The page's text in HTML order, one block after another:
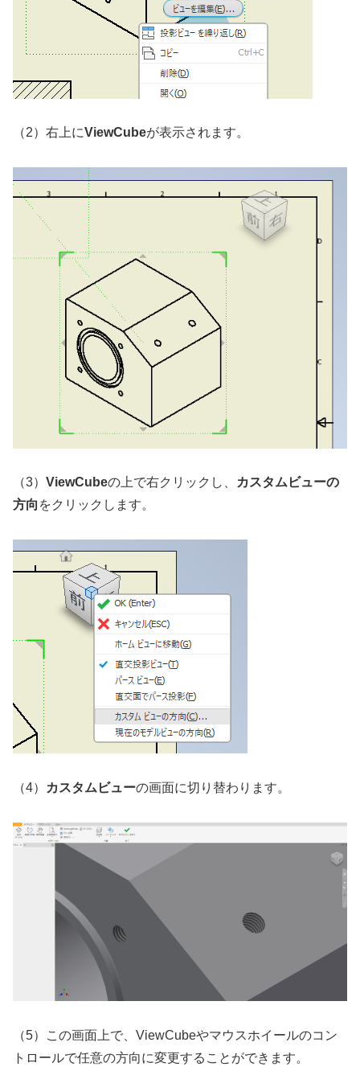
（2）右上にViewCubeが表示されます。
（3） ViewCubeの上で右クリックし、
カスタムビューの
方向 をクリックします。
（4） カスタムビューの画面に切り替わります。
（5）この画面上で、ViewCubeやマウスホイールのコン
トロールで任意の方向に変更することができます。